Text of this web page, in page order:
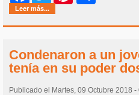
Leer más...
Condenaron a un
tenía en su poder
Publicado el Martes, 09 Octubre 2018 -